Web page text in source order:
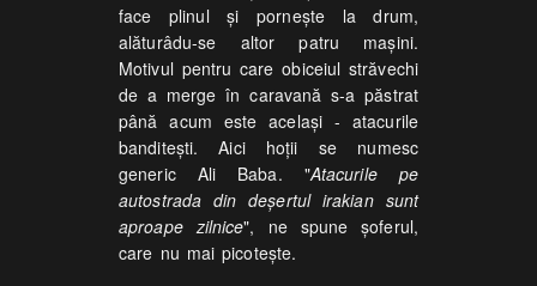
face plinul şi porneşte la drum,
alăturâdu-se altor patru maşini.
Motivul pentru care obiceiul străvechi
de a merge în caravană s-a păstrat
până acum este acelaşi - atacurile
banditeşti. Aici hoţii se numesc
generic Ali Baba. "Atacurile pe
autostrada din deşertul irakian sunt
aproape zilnice", ne spune şoferul,
care nu mai picoteşte.